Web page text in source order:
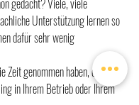
gedacht? Viele, viele
Unterstützung lernen so
dafür sehr wenig
Zeit genommen haben, dies zu
in Ihrem Betrieb oder Ihrem